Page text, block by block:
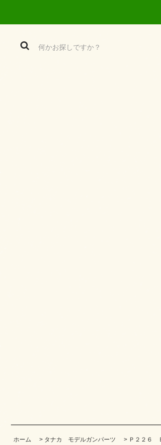
ホーム > タナカ モデルガンパーツ > Ｐ２２６